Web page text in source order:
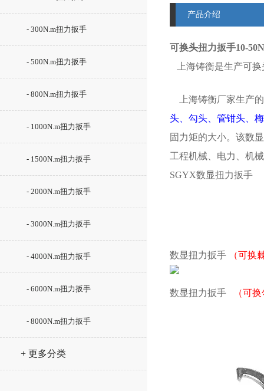
- 300N.m扭力扳手
- 500N.m扭力扳手
- 800N.m扭力扳手
- 1000N.m扭力扳手
- 1500N.m扭力扳手
- 2000N.m扭力扳手
- 3000N.m扭力扳手
- 4000N.m扭力扳手
- 6000N.m扭力扳手
- 8000N.m扭力扳手
+ 更多分类
产品介绍
可换头扭力扳手10-
上海铸衡是生产可换
上海铸衡厂家生产的
头、勾头、管钳头、
固力矩的大小。该数
工程机械、电力、机
SGYX数显扭力扳手
数显扭力扳手 （可换
数显扭力扳手 （可